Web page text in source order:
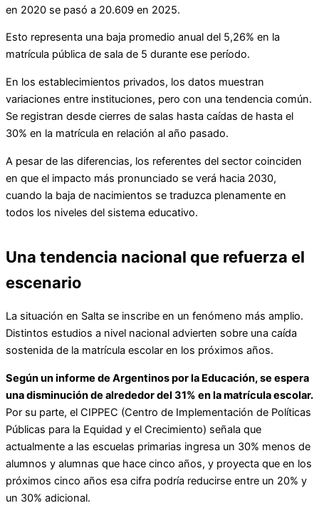
en 2020 se pasó a 20.609 en 2025.
Esto representa una baja promedio anual del 5,26% en la
matrícula pública de sala de 5 durante ese período.
En los establecimientos privados, los datos muestran
variaciones entre instituciones, pero con una tendencia común.
Se registran desde cierres de salas hasta caídas de hasta el
30% en la matrícula en relación al año pasado.
A pesar de las diferencias, los referentes del sector coinciden
en que el impacto más pronunciado se verá hacia 2030,
cuando la baja de nacimientos se traduzca plenamente en
todos los niveles del sistema educativo.
Una tendencia nacional que refuerza el
escenario
La situación en Salta se inscribe en un fenómeno más amplio.
Distintos estudios a nivel nacional advierten sobre una caída
sostenida de la matrícula escolar en los próximos años.
Según un informe de Argentinos por la Educación, se espera
una disminución de alrededor del 31% en la matrícula escolar.
Por su parte, el CIPPEC (Centro de Implementación de Políticas
Públicas para la Equidad y el Crecimiento) señala que
actualmente a las escuelas primarias ingresa un 30% menos de
alumnos y alumnas que hace cinco años, y proyecta que en los
próximos cinco años esa cifra podría reducirse entre un 20% y
un 30% adicional.